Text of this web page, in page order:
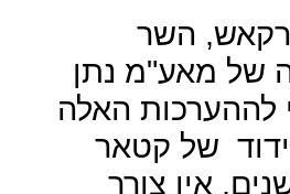
השר
של מאע"מ נתן
לההערכות האלה
של קטאר
אין צורך